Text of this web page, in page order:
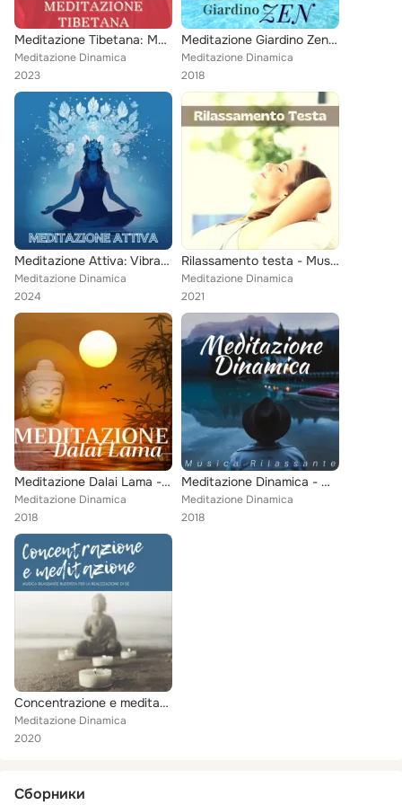
Meditazione Tibetana: Musica Profonda di Meditazione e Canti dell'OM per Purificare la Mente e Favorire il Rilassamento
Meditazione Dinamica
2023
Meditazione Giardino Zen - Curare la Malinconia e l'Infelicità con Suoni della Natura Orientali
Meditazione Dinamica
2018
Meditazione Attiva: Vibrazioni Curative per Meditazione Dinamica
Meditazione Dinamica
2024
Rilassamento testa - Musica rilassante per massaggiatore antistress, relax e comfort in ufficio o a casa
Meditazione Dinamica
2021
Meditazione Dalai Lama - Musica Rilassante per Calmare la Mente
Meditazione Dinamica
2018
Meditazione Dinamica - Musica Rilassante di Meditazione, Yoga, Zen, Massaggio
Meditazione Dinamica
2018
Concentrazione e meditazione - musica rilassante buddista per la realizzazione di sé
Meditazione Dinamica
2020
Сборники